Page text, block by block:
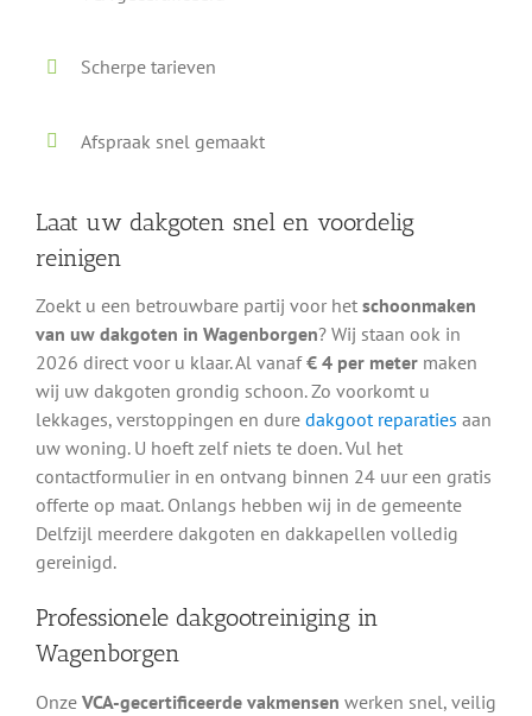
Scherpe tarieven
Afspraak snel gemaakt
Laat uw dakgoten snel en voordelig
reinigen
Zoekt u een betrouwbare partij voor het schoonmaken
van uw dakgoten in Wagenborgen? Wij staan ook in
2026 direct voor u klaar. Al vanaf€ 4 per metermaken
wij uw dakgoten grondig schoon. Zo voorkomt u
lekkages, verstoppingen en dure dakgoot reparaties aan
uw woning. U hoeft zelf niets te doen. Vul het
contactformulier in en ontvang binnen 24 uur een gratis
offerte op maat. Onlangs hebben wij in de gemeente
Delfzijl meerdere dakgoten en dakkapellen volledig
gereinigd.
Professionele dakgootreiniging in
Wagenborgen
Onze VCA-gecertificeerde vakmensen werken snel, veilig